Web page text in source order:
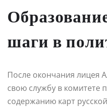
шаги в
После окончания лицея
свою службу в комитете
содержанию карт